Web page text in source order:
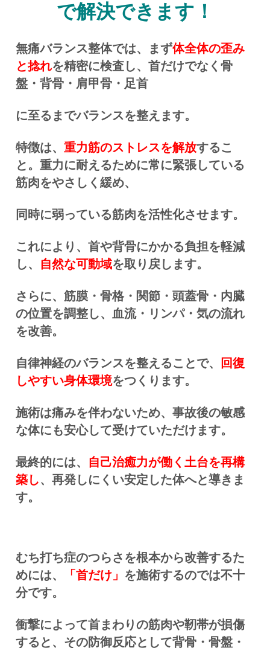
で解決できます！
無痛バランス整体では、まず体全体の歪み
と捻れを精密に検査し、首だけでなく骨
盤・背骨・肩甲骨・足首
に至るまでバランスを整えます。
特徴は、 重力筋のストレスを解放するこ
と。重力に耐えるために常に緊張している
筋肉をやさしく緩め、
同時に弱っている筋肉を活性化させます。
これにより、首や背骨にかかる負担を軽減
し、 自然な可動域を取り戻します。
さらに、筋膜・骨格・関節・頭蓋骨・内臓
の位置を調整し、血流・リンパ・気の流れ
を改善。
自律神経のバランスを整えることで、
回復
しやすい身体環境をつくります。
施術は痛みを伴わないため、事故後の敏感
な体にも安心して受けていただけます。
最終的には、 自己治癒力が働く土台を再構
築し、再発しにくい安定した体へと導きま
す。
むち打ち症のつらさを根本から改善するた
めには、
「首だけ」 を施術するのでは不十
分です。
衝撃によって首まわりの筋肉や靭帯が損傷
すると、その防御反応として背骨・骨盤・